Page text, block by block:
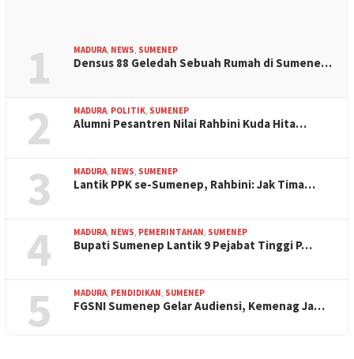
1 MADURA, NEWS, SUMENEP
Densus 88 Geledah Sebuah Rumah di Sumene…
2 MADURA, POLITIK, SUMENEP
Alumni Pesantren Nilai Rahbini Kuda Hita…
3 MADURA, NEWS, SUMENEP
Lantik PPK se-Sumenep, Rahbini: Jak Tima…
4 MADURA, NEWS, PEMERINTAHAN, SUMENEP
Bupati Sumenep Lantik 9 Pejabat Tinggi P…
5 MADURA, PENDIDIKAN, SUMENEP
FGSNI Sumenep Gelar Audiensi, Kemenag Ja…